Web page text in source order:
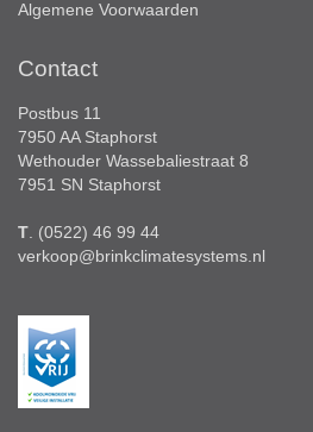
Algemene Voorwaarden
Contact
Postbus 11
7950 AA Staphorst
Wethouder Wassebaliestraat 8
7951 SN Staphorst
T . (0522) 46 99 44
verkoop@brinkclimatesystems.nl